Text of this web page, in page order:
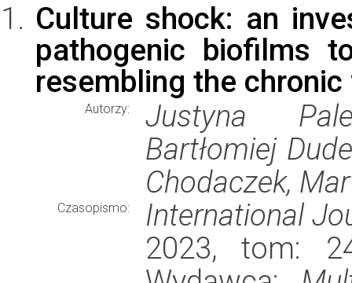
Culture shock: an
pathogenic biofilms
resembling the
Autorzy:
Justyna
Bartłomiej
Chodaczek,
Czasopismo:
International
2023, tom: